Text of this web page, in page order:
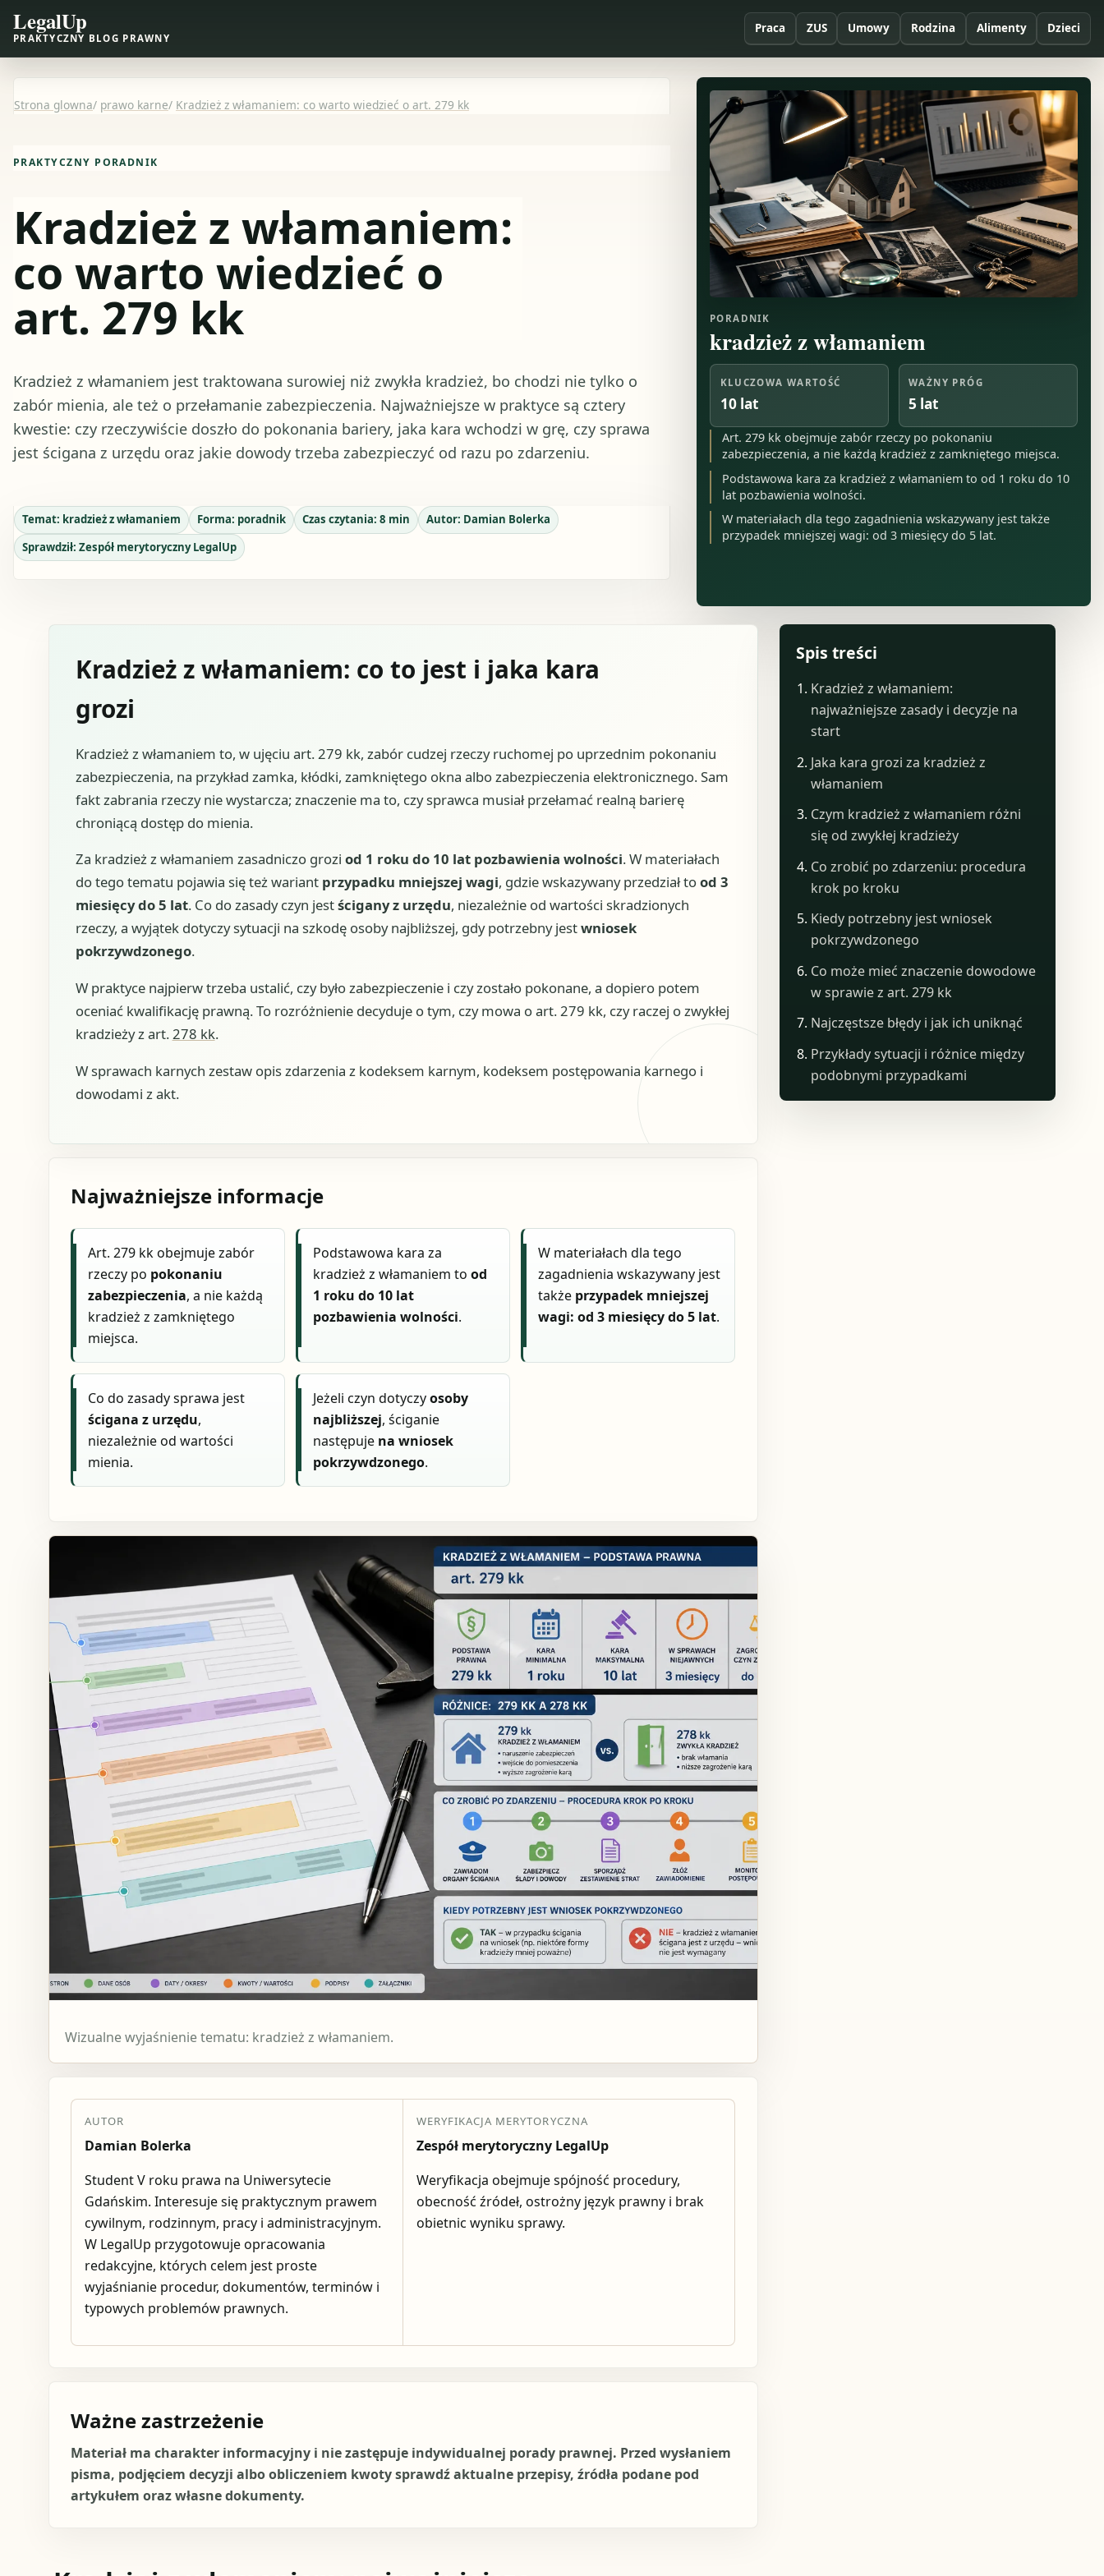
LegalUp
PRAKTYCZNY BLOG PRAWNY
Praca ZUS Umowy Rodzina Alimenty Dzieci
Strona glowna/ prawo karne/ Kradzież z włamaniem: co warto wiedzieć o art. 279 kk
PRAKTYCZNY PORADNIK
Kradzież z włamaniem:
co warto wiedzieć o
art. 279 kk
Kradzież z włamaniem jest traktowana surowiej niż zwykła kradzież, bo chodzi nie tylko o
zabór mienia, ale też o przełamanie zabezpieczenia. Najważniejsze w praktyce są cztery
kwestie: czy rzeczywiście doszło do pokonania bariery, jaka kara wchodzi w grę, czy sprawa
jest ścigana z urzędu oraz jakie dowody trzeba zabezpieczyć od razu po zdarzeniu.
Temat: kradzież z włamaniem Forma: poradnik Czas czytania: 8 min Autor: Damian Bolerka
Sprawdził: Zespół merytoryczny LegalUp
PORADNIK
kradzież z włamaniem
KLUCZOWA WARTOŚĆ
10 lat
WAŻNY PRÓG
5 lat
Art. 279 kk obejmuje zabór rzeczy po pokonaniu
zabezpieczenia, a nie każdą kradzież z zamkniętego miejsca.
Podstawowa kara za kradzież z włamaniem to od 1 roku do 10
lat pozbawienia wolności.
W materiałach dla tego zagadnienia wskazywany jest także
przypadek mniejszej wagi: od 3 miesięcy do 5 lat.
Kradzież z włamaniem: co to jest i jaka kara
grozi
Kradzież z włamaniem to, w ujęciu art. 279 kk, zabór cudzej rzeczy ruchomej po uprzednim pokonaniu
zabezpieczenia, na przykład zamka, kłódki, zamkniętego okna albo zabezpieczenia elektronicznego. Sam
fakt zabrania rzeczy nie wystarcza; znaczenie ma to, czy sprawca musiał przełamać realną barierę
chroniącą dostęp do mienia.
Za kradzież z włamaniem zasadniczo grozi od 1 roku do 10 lat pozbawienia wolności. W materiałach
do tego tematu pojawia się też wariant przypadku mniejszej wagi, gdzie wskazywany przedział tood 3
miesięcy do 5 lat. Co do zasady czyn jestścigany z urzędu, niezależnie od wartości skradzionych
rzeczy, a wyjątek dotyczy sytuacji na szkodę osoby najbliższej, gdy potrzebny jestwniosek
pokrzywdzonego.
W praktyce najpierw trzeba ustalić, czy było zabezpieczenie i czy zostało pokonane, a dopiero potem
oceniać kwalifikację prawną. To rozróżnienie decyduje o tym, czy mowa o art. 279 kk, czy raczej o zwykłej
kradzieży z art.278 kk.
W sprawach karnych zestaw opis zdarzenia z kodeksem karnym, kodeksem postępowania karnego i
dowodami z akt.
Najważniejsze informacje
Art. 279 kk obejmuje zabór
rzeczy po pokonaniu
zabezpieczenia, a nie każdą
kradzież z zamkniętego
miejsca.
Podstawowa kara za
kradzież z włamaniem tood
1 roku do 10 lat
pozbawienia wolności.
W materiałach dla tego
zagadnienia wskazywany jest
także przypadek mniejszej
wagi: od 3 miesięcy do 5 lat.
Co do zasady sprawa jest
ścigana z urzędu,
niezależnie od wartości
mienia.
Jeżeli czyn dotyczyosoby
najbliższej, ściganie
następuje na wniosek
pokrzywdzonego.
Wizualne wyjaśnienie tematu: kradzież z włamaniem.
AUTOR
Damian Bolerka
Student V roku prawa na Uniwersytecie
Gdańskim. Interesuje się praktycznym prawem
cywilnym, rodzinnym, pracy i administracyjnym.
W LegalUp przygotowuje opracowania
redakcyjne, których celem jest proste
wyjaśnianie procedur, dokumentów, terminów i
typowych problemów prawnych.
WERYFIKACJA MERYTORYCZNA
Zespół merytoryczny LegalUp
Weryfikacja obejmuje spójność procedury,
obecność źródeł, ostrożny język prawny i brak
obietnic wyniku sprawy.
Ważne zastrzeżenie
Materiał ma charakter informacyjny i nie zastępuje indywidualnej porady prawnej. Przed wysłaniem
pisma, podjęciem decyzji albo obliczeniem kwoty sprawdź aktualne przepisy, źródła podane pod
artykułem oraz własne dokumenty.
Spis treści
Kradzież z włamaniem:
najważniejsze zasady i decyzje na
start
Jaka kara grozi za kradzież z
włamaniem
Czym kradzież z włamaniem różni
się od zwykłej kradzieży
Co zrobić po zdarzeniu: procedura
krok po kroku
Kiedy potrzebny jest wniosek
pokrzywdzonego
Co może mieć znaczenie dowodowe
w sprawie z art. 279 kk
Najczęstsze błędy i jak ich uniknąć
Przykłady sytuacji i różnice między
podobnymi przypadkami